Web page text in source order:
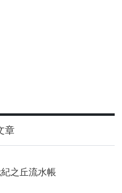
章
之丘流水帳